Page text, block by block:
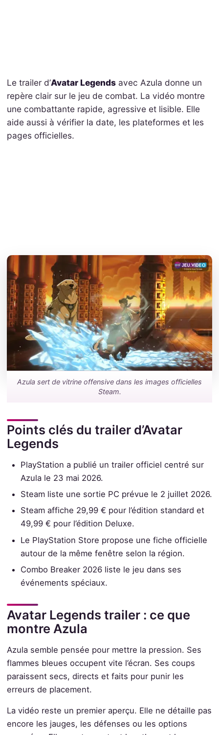
Le trailer d’Avatar Legendsavec Azula donne un
repère clair sur le jeu de combat. La vidéo montre
une combattante rapide, agressive et lisible. Elle
aide aussi à vérifier la date, les plateformes et les
pages officielles.
Azula sert de vitrine offensive dans les images officielles
Steam.
Points clés du trailer d’Avatar
Legends
PlayStation a publié un trailer officiel centré sur
Azula le 23 mai 2026.
Steam liste une sortie PC prévue le 2 juillet 2026.
Steam affiche 29,99 € pour l’édition standard et
49,99 € pour l’édition Deluxe.
Le PlayStation Store propose une fiche officielle
autour de la même fenêtre selon la région.
Combo Breaker 2026 liste le jeu dans ses
événements spéciaux.
Avatar Legends trailer : ce que
montre Azula
Azula semble pensée pour mettre la pression. Ses
flammes bleues occupent vite l’écran. Ses coups
paraissent secs, directs et faits pour punir les
erreurs de placement.
La vidéo reste un premier aperçu. Elle ne détaille pas
encore les jauges, les défenses ou les options